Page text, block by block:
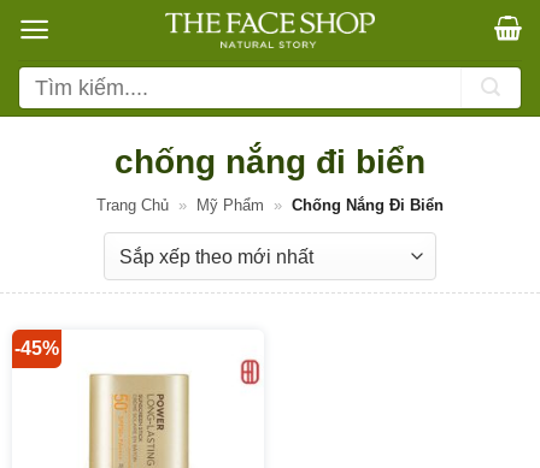
qua
nội
dung
Tìm
kiếm:
chống nắng đi biển
Trang Chủ » Mỹ Phẩm » Chống Nắng Đi Biển
-45%